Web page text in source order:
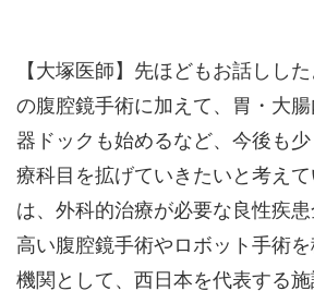
【大塚医師】先ほどもお話しし
の腹腔鏡手術に加えて、胃・大
器ドックも始めるなど、今後も
療科目を拡げていきたいと考え
は、外科的治療が必要な良性疾
高い腹腔鏡手術やロボット手術
機関として、西日本を代表する